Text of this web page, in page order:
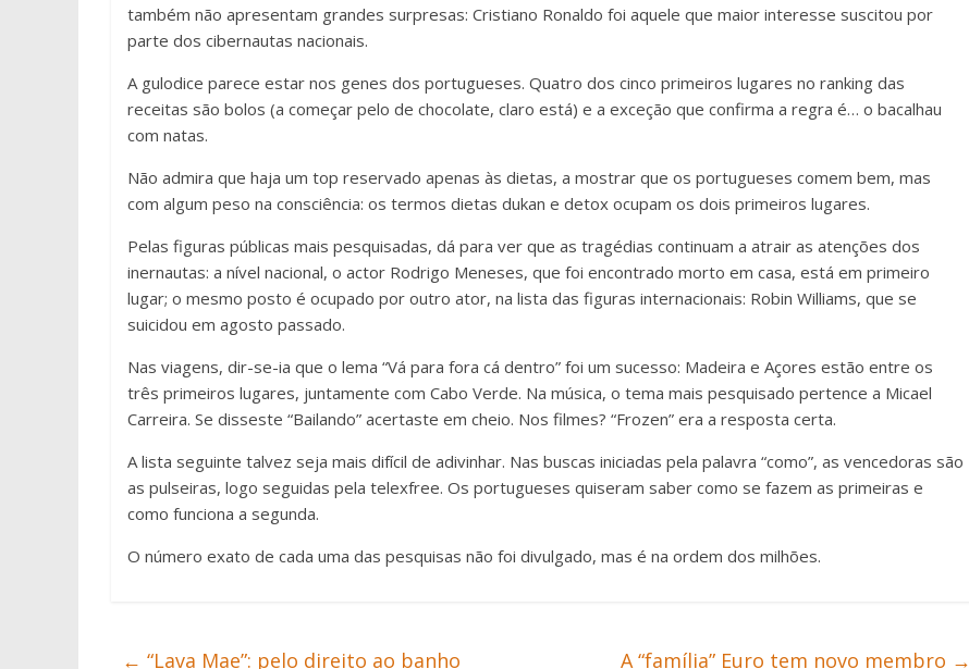
também não apresentam grandes surpresas: Cristiano Ronaldo foi aquele que maior interesse suscitou por
parte dos cibernautas nacionais.
A gulodice parece estar nos genes dos portugueses. Quatro dos cinco primeiros lugares no ranking das
receitas são bolos (a começar pelo de chocolate, claro está) e a exceção que confirma a regra é… o bacalhau
com natas.
Não admira que haja um top reservado apenas às dietas, a mostrar que os portugueses comem bem, mas
com algum peso na consciência: os termos dietas dukan e detox ocupam os dois primeiros lugares.
Pelas figuras públicas mais pesquisadas, dá para ver que as tragédias continuam a atrair as atenções dos
inernautas: a nível nacional, o actor Rodrigo Meneses, que foi encontrado morto em casa, está em primeiro
lugar; o mesmo posto é ocupado por outro ator, na lista das figuras internacionais: Robin Williams, que se
suicidou em agosto passado.
Nas viagens, dir-se-ia que o lema “Vá para fora cá dentro” foi um sucesso: Madeira e Açores estão entre os
três primeiros lugares, juntamente com Cabo Verde. Na música, o tema mais pesquisado pertence a Micael
Carreira. Se disseste “Bailando” acertaste em cheio. Nos filmes? “Frozen” era a resposta certa.
A lista seguinte talvez seja mais difícil de adivinhar. Nas buscas iniciadas pela palavra “como”, as vencedoras são
as pulseiras, logo seguidas pela telexfree. Os portugueses quiseram saber como se fazem as primeiras e
como funciona a segunda.
O número exato de cada uma das pesquisas não foi divulgado, mas é na ordem dos milhões.
← “Lava Mae”: pelo direito ao banho A “família” Euro tem novo membro →